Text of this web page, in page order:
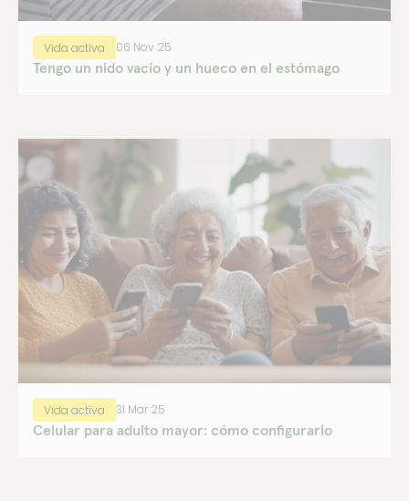
Vida activa 06 Nov 25
Tengo un nido vacío y un hueco en el estómago
Vida activa 31 Mar 25
Celular para adulto mayor: cómo configurarlo